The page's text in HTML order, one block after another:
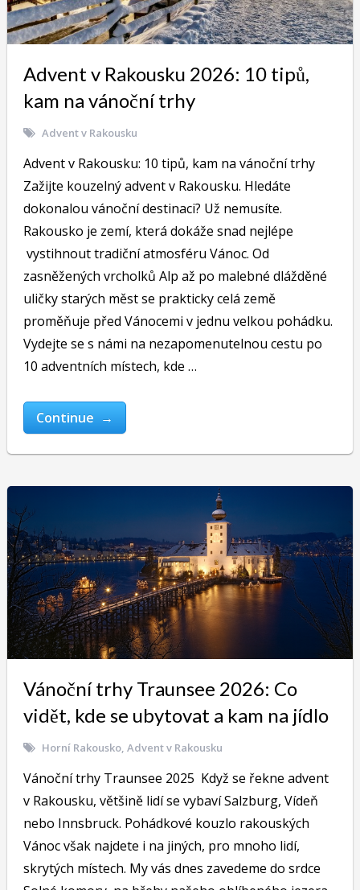
Advent v Rakousku 2026: 10 tipů,
kam na vánoční trhy
Advent v Rakousku
Advent v Rakousku: 10 tipů, kam na vánoční trhy
Zažijte kouzelný advent v Rakousku. Hledáte
dokonalou vánoční destinaci? Už nemusíte.
Rakousko je zemí, která dokáže snad nejlépe
vystihnout tradiční atmosféru Vánoc. Od
zasněžených vrcholků Alp až po malebné dlážděné
uličky starých měst se prakticky celá země
proměňuje před Vánocemi v jednu velkou pohádku.
Vydejte se s námi na nezapomenutelnou cestu po
10 adventních místech, kde …
Continue →
Vánoční trhy Traunsee 2026: Co
vidět, kde se ubytovat a kam na jídlo
Horní Rakousko, Advent v Rakousku
Vánoční trhy Traunsee 2025 Když se řekne advent
v Rakousku, většině lidí se vybaví Salzburg, Vídeň
nebo Innsbruck. Pohádkové kouzlo rakouských
Vánoc však najdete i na jiných, pro mnoho lidí,
skrytých místech. My vás dnes zavedeme do srdce